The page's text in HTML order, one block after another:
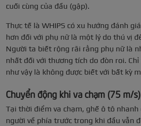
cuối cùng của đầu (gập).
Thực tế là WHIPS có xu hướng đánh
hơn đối với phụ nữ là một lý do thú vị
Người ta biết rộng rãi rằng phụ nữ là
nhất đối với thương tích do đòn roi.
như vậy là không được biết với bất kỳ
Chuyển động khi va chạm (75 m/s)
Tại thời điểm va chạm, ghế ô tô nhanh
người về phía trước trong khi đầu vẫn